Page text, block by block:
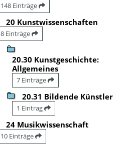
148 Einträge
20 Kunstwissenschaften
8 Einträge
20.30 Kunstgeschichte:
Allgemeines
7 Einträge
20.31 Bildende Künstler
1 Eintrag
24 Musikwissenschaft
10 Einträge